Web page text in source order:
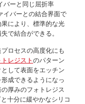
バーと同じ屈折率
イバーとの結合界面で
により、標準的な光
で結合ができる。
ロセスの高度化にも
トレジストのパターン
して表面をエッチン
成できるようになっ
厚みのフォトレジス
十分に緩やかなシリコ